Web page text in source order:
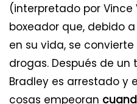
(interpretado por
boxeador que, debido
en su vida, se
drogas. Después de
Bradley es arrestado y
cosas empeoran